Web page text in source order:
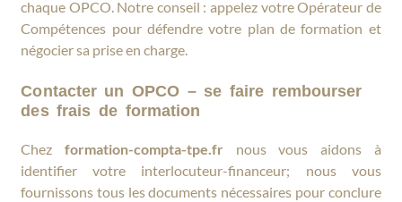
chaque OPCO. Notre conseil : appelez votre Opérateur de
Compétences pour défendre votre plan de formation et
négocier sa prise en charge.
Contacter un OPCO – se faire rembourser
des frais de formation
Chezformation-compta-tpe.fr nous vous aidons à
identifier votre interlocuteur-financeur; nous vous
fournissons tous les documents nécessaires pour conclure